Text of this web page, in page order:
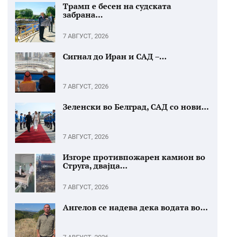
Трамп е бесен на судската
забрана...
7 АВГУСТ, 2026
Сигнал до Иран и САД –...
7 АВГУСТ, 2026
Зеленски во Белград, САД со нови...
7 АВГУСТ, 2026
Изгоре противпожарен камион во
Струга, двајца...
7 АВГУСТ, 2026
Ангелов се надева дека водата во...